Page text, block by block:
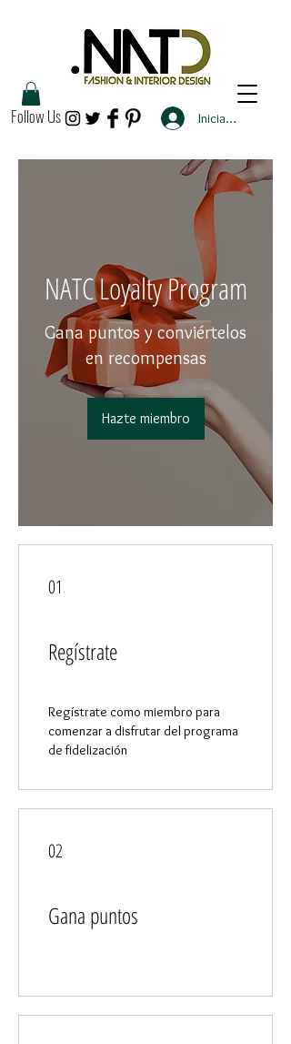
Follow Us Iniciar sesión
NATC Loyalty Program
Gana puntos y conviértelos
en recompensas
Hazte miembro
01
Regístrate
Regístrate como miembro para
comenzar a disfrutar del programa
de fidelización
02
Gana puntos